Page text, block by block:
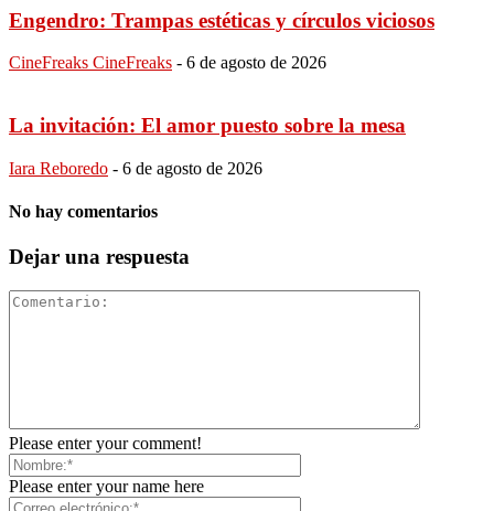
Engendro: Trampas estéticas y círculos viciosos
CineFreaks CineFreaks - 6 de agosto de 2026
La invitación: El amor puesto sobre la mesa
Iara Reboredo - 6 de agosto de 2026
No hay comentarios
Dejar una respuesta
Please enter your comment!
Please enter your name here